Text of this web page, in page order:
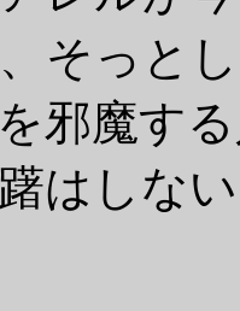
そっと
邪魔す
はしな